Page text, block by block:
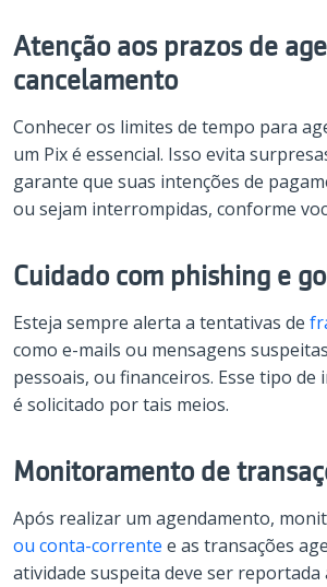
Atenção aos prazos de
cancelamento
Conhecer os limites de tempo para
um Pix é essencial. Isso evita
garante que suas intenções de
ou sejam interrompidas, conforme
Cuidado com phishing e
Esteja sempre alerta a tentativas de
como e-mails ou mensagens
pessoais, ou financeiros. Esse tipo de
é solicitado por tais meios.
Monitoramento de
Após realizar um agendamento,
ou conta-corrente e as transações
atividade suspeita deve ser reportada